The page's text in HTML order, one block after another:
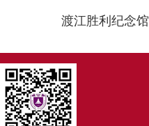
渡江胜利纪念馆